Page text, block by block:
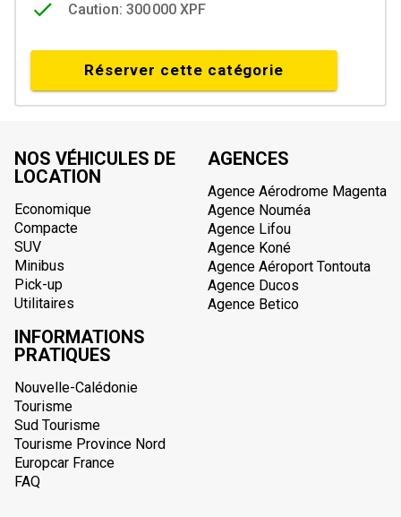
Caution: 300 000 XPF
Réserver cette catégorie
NOS VÉHICULES DE
LOCATION
Economique
Compacte
SUV
Minibus
Pick-up
Utilitaires
AGENCES
Agence Aérodrome Magenta
Agence Nouméa
Agence Lifou
Agence Koné
Agence Aéroport Tontouta
Agence Ducos
Agence Betico
INFORMATIONS
PRATIQUES
Nouvelle-Calédonie
Tourisme
Sud Tourisme
Tourisme Province Nord
Europcar France
FAQ